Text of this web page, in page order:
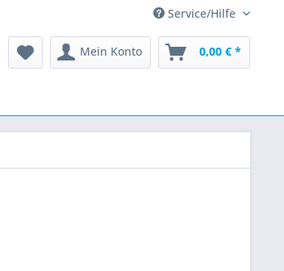
Service/Hilfe
Mein Konto 0,00 € *